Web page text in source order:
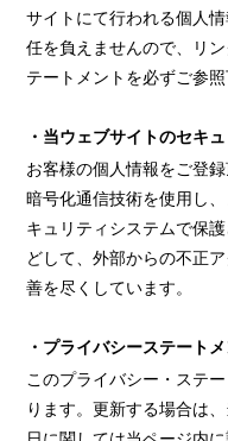
サイトにて行われる個人
任を負えませんので、リ
テートメントを必ずご参照
・当ウェブサイトのセキ
お客様の個人情報をご登
暗号化通信技術を使用し
キュリティシステムで保
どして、外部からの不正
善を尽くしています。
・プライバシーステート
このプライバシー・ステ
ります。更新する場合は